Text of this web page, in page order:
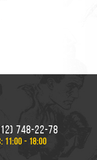
748-22-78
11:00 - 18:00